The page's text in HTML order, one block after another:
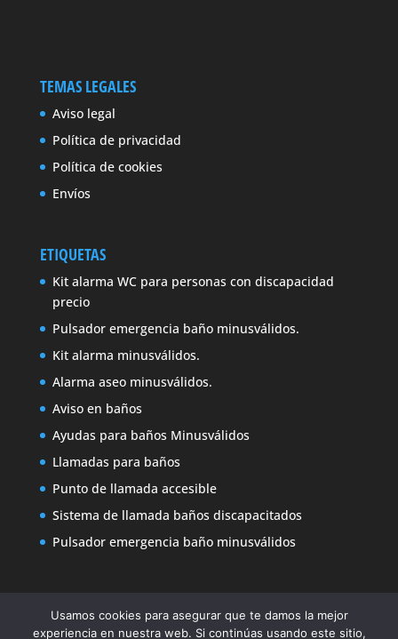
TEMAS LEGALES
Aviso legal
Política de privacidad
Política de cookies
Envíos
ETIQUETAS
Kit alarma WC para personas con discapacidad
precio
Pulsador emergencia baño minusválidos.
Kit alarma minusválidos.
Alarma aseo minusválidos.
Aviso en baños
Ayudas para baños Minusválidos
Llamadas para baños
Punto de llamada accesible
Sistema de llamada baños discapacitados
Pulsador emergencia baño minusválidos
Usamos cookies para asegurar que te damos la mejor
experiencia en nuestra web. Si continúas usando este sitio,